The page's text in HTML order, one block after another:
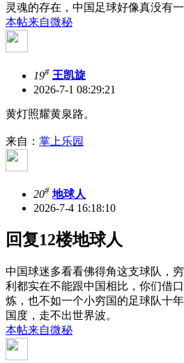
灵魂的存在，中国足球好像真没有
本帖来自微秘
19# 王凯旋
2026-7-1 08:29:21
黄灯照耀黄泉路。
来自： 掌上乐园
20# 地球人
2026-7-4 16:18:10
回复12楼地球人
中国球迷多看看佛得角这支球队，
利都实在不能跟中国相比，你们借
炼，也不如一个小穷国的足球队十
国度，走不出世界波。
本帖来自微秘